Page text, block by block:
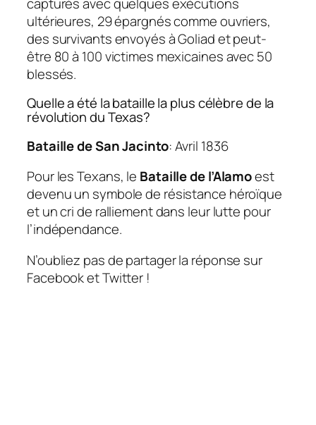
ultérieures, 29 épargnés comme ouvriers,
des survivants envoyés à Goliad et peut-
être 80 à 100 victimes mexicaines avec 50
blessés.
Quelle a été la bataille la plus célèbre de la
révolution du Texas?
Bataille de San Jacinto: Avril 1836
Pour les Texans, le Bataille de l’Alamoest
devenu un symbole de résistance héroïque
et un cri de ralliement dans leur lutte pour
l’indépendance.
N’oubliez pas de partager la réponse sur
Facebook et Twitter !